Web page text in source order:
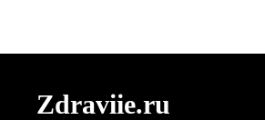
Zdraviie.ru